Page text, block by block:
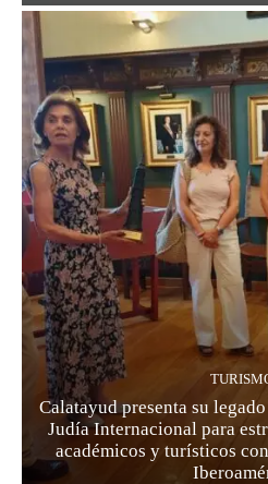
Calatayud presenta su
Judía Internacional para
académicos y turísticos